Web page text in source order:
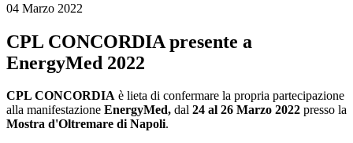
04 Marzo 2022
CPL CONCORDIA presente a
EnergyMed 2022
CPL CONCORDIA è lieta di confermare la propria partecipazione
alla manifestazione EnergyMed, dal 24 al 26 Marzo 2022 presso la
Mostra d'Oltremare di Napoli.